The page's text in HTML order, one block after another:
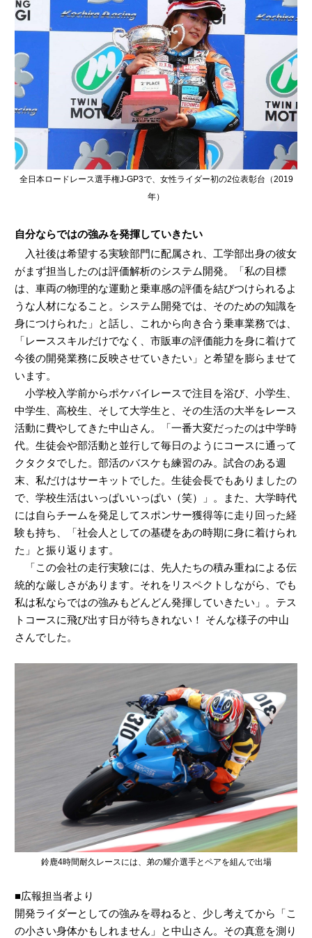
全日本ロードレース選手権J-GP3で、女性ライダー初の2位表彰台（2019
年）
自分ならではの強みを発揮していきたい
入社後は希望する実験部門に配属され、工学部出身の彼女
がまず担当したのは評価解析のシステム開発。「私の目標
は、車両の物理的な運動と乗車感の評価を結びつけられるよ
うな人材になること。システム開発では、そのための知識を
身につけられた」と話し、これから向き合う乗車業務では、
「レーススキルだけでなく、市販車の評価能力を身に着けて
今後の開発業務に反映させていきたい」と希望を膨らませて
います。
小学校入学前からポケバイレースで注目を浴び、小学生、
中学生、高校生、そして大学生と、その生活の大半をレース
活動に費やしてきた中山さん。「一番大変だったのは中学時
代。生徒会や部活動と並行して毎日のようにコースに通って
クタクタでした。部活のバスケも練習のみ。試合のある週
末、私だけはサーキットでした。生徒会長でもありましたの
で、学校生活はいっぱいいっぱい（笑）」。また、大学時代
には自らチームを発足してスポンサー獲得等に走り回った経
験も持ち、「社会人としての基礎をあの時期に身に着けられ
た」と振り返ります。
「この会社の走行実験には、先人たちの積み重ねによる伝
統的な厳しさがあります。それをリスペクトしながら、でも
私は私ならではの強みもどんどん発揮していきたい」。テス
トコースに飛び出す日が待ちきれない！ そんな様子の中山
さんでした。
鈴鹿4時間耐久レースには、弟の耀介選手とペアを組んで出場
■広報担当者より
開発ライダーとしての強みを尋ねると、少し考えてから「こ
の小さい身体かもしれません」と中山さん。その真意を測り